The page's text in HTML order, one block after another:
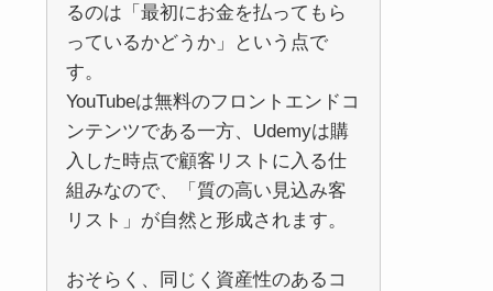
るのは「最初にお金を払ってもら
っているかどうか」という点で
す。
YouTubeは無料のフロントエンドコ
ンテンツである一方、Udemyは購
入した時点で顧客リストに入る仕
組みなので、「質の高い見込み客
リスト」が自然と形成されます。
おそらく、同じく資産性のあるコ